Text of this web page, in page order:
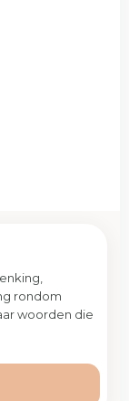
rondom
woorden die